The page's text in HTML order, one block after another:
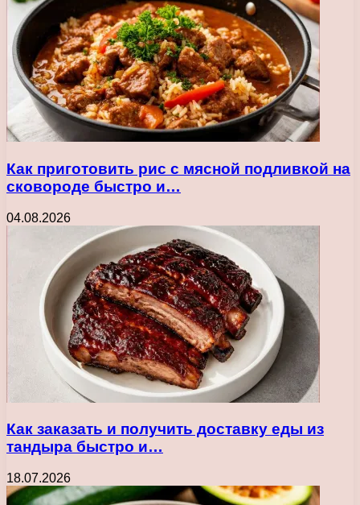
Как приготовить рис с мясной подливкой на
сковороде быстро и…
04.08.2026
Как заказать и получить доставку еды из
тандыра быстро и…
18.07.2026